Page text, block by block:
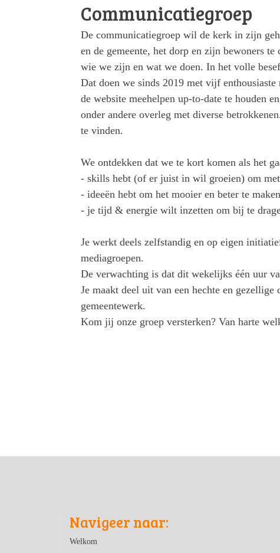
Communicatiegroep
De communicatiegroep wil de kerk in zijn
en de gemeente, het dorp en zijn bewoners
wie we zijn en wat we doen. In het volle
Dat doen we sinds 2019 met vijf
de website meehelpen up-to-date te houden
onder andere overleg met diverse
te vinden.
We ontdekken dat we te kort komen als het
- skills hebt (of er juist in wil groeien) om
- ideeën hebt om het mooier en beter te
- je tijd & energie wilt inzetten om bij te
Je werkt deels zelfstandig en op eigen
mediagroepen.
De verwachting is dat dit wekelijks één uur
Je maakt deel uit van een hechte en
gemeentewerk.
Kom jij onze groep versterken? Van harte
Navigeer naar:
Welkom